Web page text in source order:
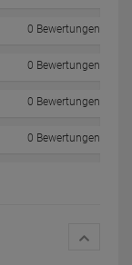
0 Bewertungen
0 Bewertungen
0 Bewertungen
0 Bewertungen